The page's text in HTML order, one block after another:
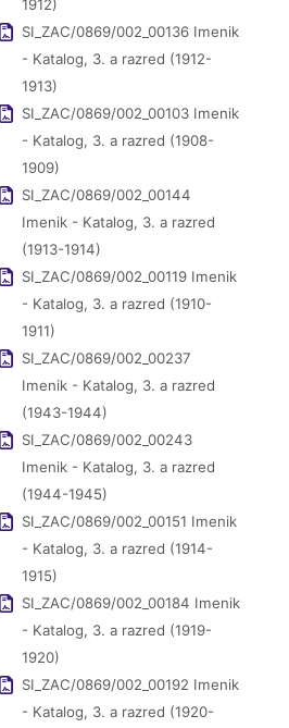
1912)
SI_ZAC/0869/002_00136 Imenik
- Katalog, 3. a razred (1912-
1913)
SI_ZAC/0869/002_00103 Imenik
- Katalog, 3. a razred (1908-
1909)
SI_ZAC/0869/002_00144
Imenik - Katalog, 3. a razred
(1913-1914)
SI_ZAC/0869/002_00119 Imenik
- Katalog, 3. a razred (1910-
1911)
SI_ZAC/0869/002_00237
Imenik - Katalog, 3. a razred
(1943-1944)
SI_ZAC/0869/002_00243
Imenik - Katalog, 3. a razred
(1944-1945)
SI_ZAC/0869/002_00151 Imenik
- Katalog, 3. a razred (1914-
1915)
SI_ZAC/0869/002_00184 Imenik
- Katalog, 3. a razred (1919-
1920)
SI_ZAC/0869/002_00192 Imenik
- Katalog, 3. a razred (1920-